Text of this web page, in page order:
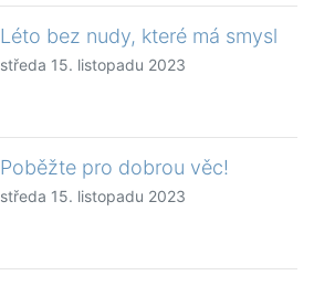
Léto bez nudy, které má smysl
středa 15. listopadu 2023
Poběžte pro dobrou věc!
středa 15. listopadu 2023